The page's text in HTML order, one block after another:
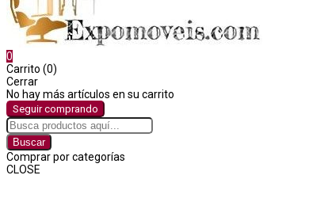
0
Carrito (0)
Cerrar
No hay más artículos en su carrito
Seguir comprando
Buscar
Comprar por categorías
CLOSE